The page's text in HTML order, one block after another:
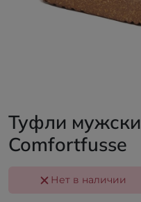
Туфли
Comfortfusse
Нет в наличии